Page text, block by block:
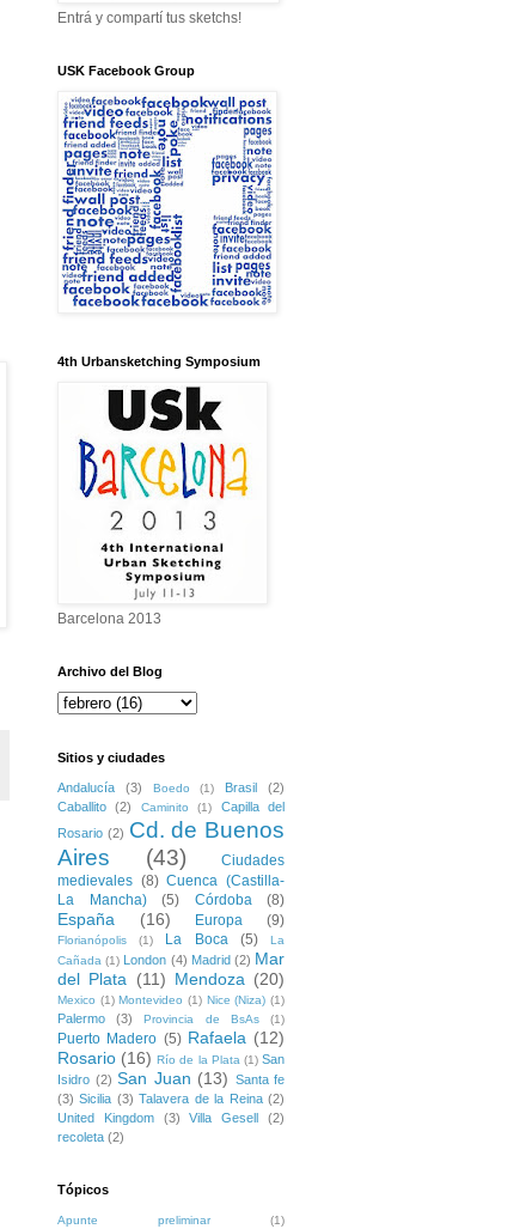
Entrá y compartí tus sketchs!
USK Facebook Group
4th Urbansketching Symposium
Barcelona 2013
Archivo del Blog
Sitios y ciudades
Andalucía (3) Boedo (1) Brasil
(2)
Caballito
(2) Caminito (1)
Capilla del
Rosario (2) Cd. de Buenos
Aires
(43)
Ciudades
medievales (8) Cuenca (Castilla-
La Mancha)
(5) Córdoba (8)
España (16) Europa (9)
Florianópolis (1) La Boca (5)
La
Cañada (1) London (4) Madrid (2) Mar
del Plata (11) Mendoza (20)
Mexico (1) Montevideo (1) Nice (Niza) (1)
Palermo (3) Provincia de BsAs (1)
Puerto Madero (5) Rafaela (12)
Rosario (16) Río de la Plata (1) San
Isidro (2) San Juan (13) Santa fe
(3) Sicilia (3) Talavera de la Reina (2)
United Kingdom
(3) Villa Gesell
(2)
recoleta (2)
Tópicos
Apunte preliminar (1)